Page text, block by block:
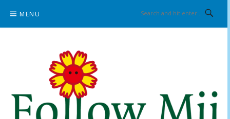
content
MENU